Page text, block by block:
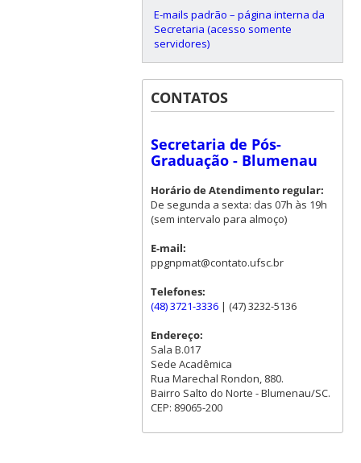
E-mails padrão – página interna da
Secretaria (acesso somente
servidores)
CONTATOS
Secretaria de Pós-
Graduação - Blumenau
Horário de Atendimento regular:
De segunda a sexta: das 07h às 19h
(sem intervalo para almoço)
E-mail:
ppgnpmat@contato.ufsc.br
Telefones:
(48) 3721-3336| (47) 3232-5136
Endereço:
Sala B.017
Sede Acadêmica
Rua Marechal Rondon, 880.
Bairro Salto do Norte - Blumenau/SC.
CEP: 89065-200